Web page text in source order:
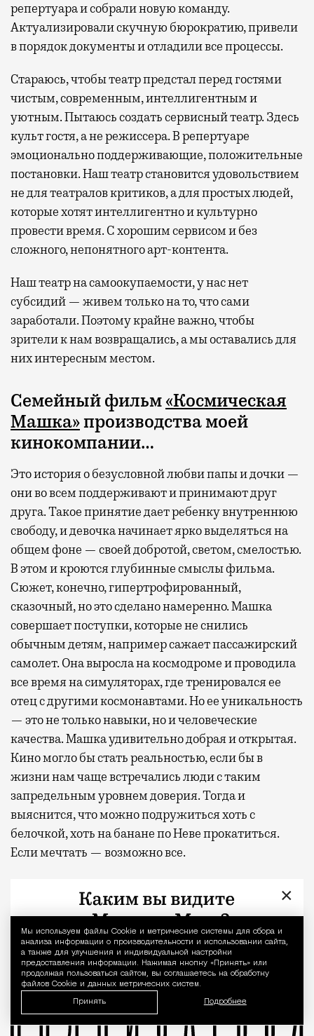
Уведомление
Мы используем файлы Сookie и метрические системы для сбора и
анализа информации о производительности и использовании сайта,
а также для улучшения и индивидуальной настройки
предоставления информации. Нажимая кнопку «Принять» или
продолжая пользоваться сайтом, вы соглашаетесь на обработку
файлов Cookie и данных метрических систем.
Принять Подробнее
репертуара и собрали новую команду.
Актуализировали скучную бюрократию, привели
в порядок документы и отладили все процессы.
Стараюсь, чтобы театр предстал перед гостями
чистым, современным, интеллигентным и
уютным. Пытаюсь создать сервисный театр. Здесь
культ гостя, а не режиссера. В репертуаре
эмоционально поддерживающие, положительные
постановки. Наш театр становится удовольствием
не для театралов критиков, а для простых людей,
которые хотят интеллигентно и культурно
провести время. С хорошим сервисом и без
сложного, непонятного арт-контента.
Наш театр на самоокупаемости, у нас нет
субсидий — живем только на то, что сами
заработали. Поэтому крайне важно, чтобы
зрители к нам возвращались, а мы оставались для
них интересным местом.
Семейный фильм«Космическая
Машка»производства моей
кинокомпании…
Это история о безусловной любви папы и дочки —
они во всем поддерживают и принимают друг
друга. Такое принятие дает ребенку внутреннюю
свободу, и девочка начинает ярко выделяться на
общем фоне — своей добротой, светом, смелостью.
В этом и кроются глубинные смыслы фильма.
Сюжет, конечно, гипертрофированный,
сказочный, но это сделано намеренно. Машка
совершает поступки, которые не снились
обычным детям, например сажает пассажирский
самолет. Она выросла на космодроме и проводила
все время на симуляторах, где тренировался ее
отец с другими космонавтами. Но ее уникальность
— это не только навыки, но и человеческие
качества. Машка удивительно добрая и открытая.
Кино могло бы стать реальностью, если бы в
жизни нам чаще встречались люди с таким
запредельным уровнем доверия. Тогда и
выяснится, что можно подружиться хоть с
белочкой, хоть на банане по Неве прокатиться.
Если мечтать — возможно все.
О рождении за границей благодаря бабушке Алисе
Это мой город
×